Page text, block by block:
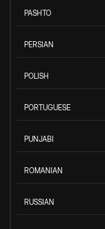
PASHTO
PERSIAN
POLISH
PORTUGUESE
PUNJABI
ROMANIAN
RUSSIAN